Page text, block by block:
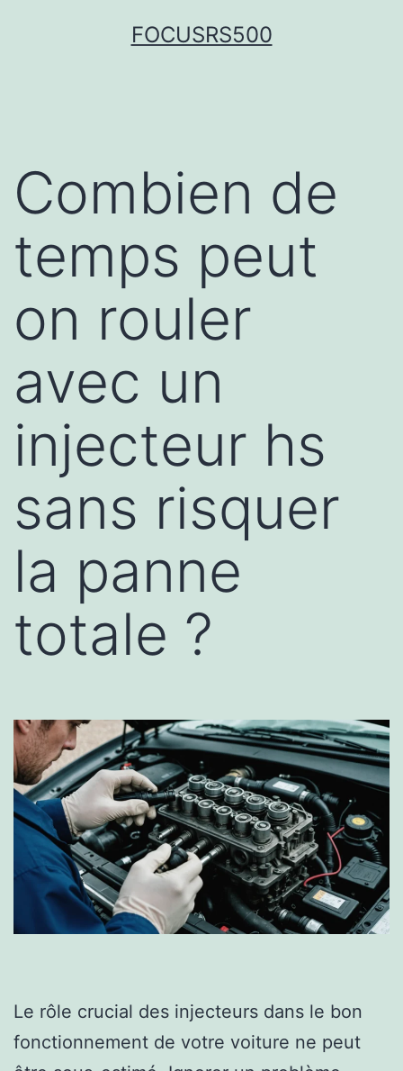
FOCUSRS500
Combien de
temps peut
on rouler
avec un
injecteur hs
sans risquer
la panne
totale ?
Le rôle crucial des injecteurs dans le bon
fonctionnement de votre voiture ne peut